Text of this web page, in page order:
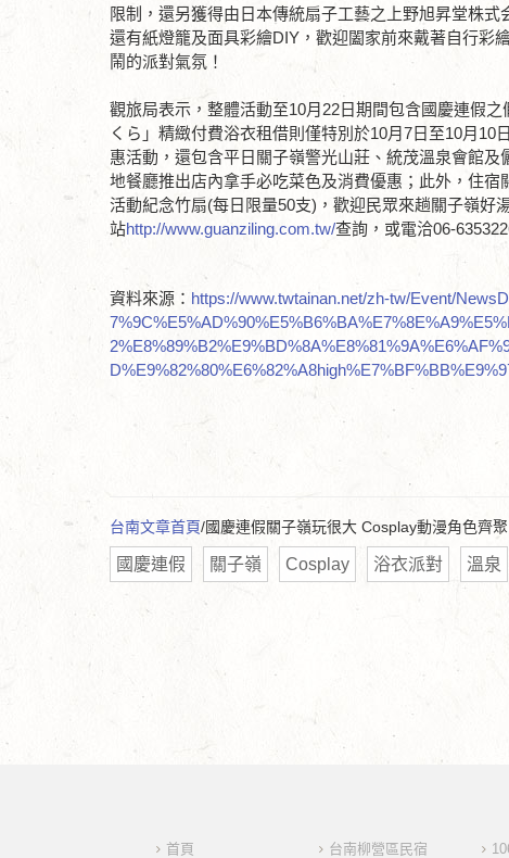
限制，還另獲得由日本傳統扇子工藝之上野旭昇堂株
還有紙燈籠及面具彩繪DIY，歡迎闔家前來戴著自行彩
鬧的派對氣氛！
觀旅局表示，整體活動至10月22日期間包含國慶連假
くら」精緻付費浴衣租借則僅特別於10月7日至10月
惠活動，還包含平日關子嶺警光山莊、統茂溫泉會館
地餐廳推出店內拿手必吃菜色及消費優惠；此外，住
活動紀念竹扇(每日限量50支)，歡迎民眾來趟關子嶺好
站http://www.guanziling.com.tw/查詢，或電洽06-
資料來源： https://www.twtainan.net/zh-tw/Event/
台南文章首頁/國慶連假關子嶺玩很大 Cosplay動漫角色齊
國慶連假 關子嶺 Cosplay 浴衣派對 溫泉
首頁 台南柳營區民宿